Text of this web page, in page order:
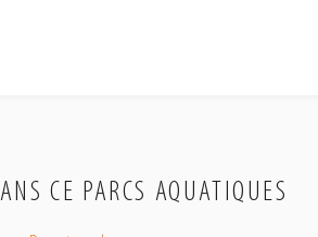
CE PARCS AQUATIQUES